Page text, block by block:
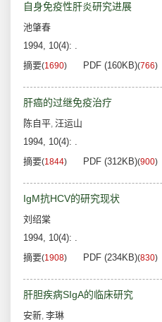
自身免疫性肝炎研究进展
池肇春
1994, 10(4): .
摘要(1690) PDF (160KB)(766)
肝癌的过继免疫治疗
陈自平, 汪运山
1994, 10(4): .
摘要(1844) PDF (312KB)(900)
IgM抗HCV的研究现状
刘绍棠
1994, 10(4): .
摘要(1908) PDF (234KB)(830)
肝胆疾病SIgA的临床研究
安新, 李琳